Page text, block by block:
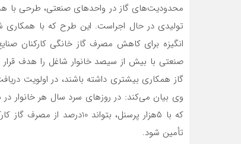
محدودیت‌های گاز در واحدهای صنعتی، طرحی با
تولیدی در حال اجراست. این طرح که با همکاری
انگیزه برای کاهش مصرف گاز خانگی کارکنان
صنعتی با بیش از سیصد خانوار شاغل را هدف
گاز همکاری بیشتری داشته باشند، در اولویت
که با ۵‌هزار پرسنل‌، بتواند
تأمین شود.